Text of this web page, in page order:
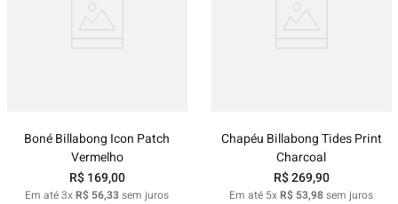
Boné Billabong Icon Patch
Vermelho
R$ 169,00
Em até3xR$ 56,33sem juros
Chapéu Billabong Tides Print
Charcoal
R$269,90
Em até 5xR$ 53,98sem juros